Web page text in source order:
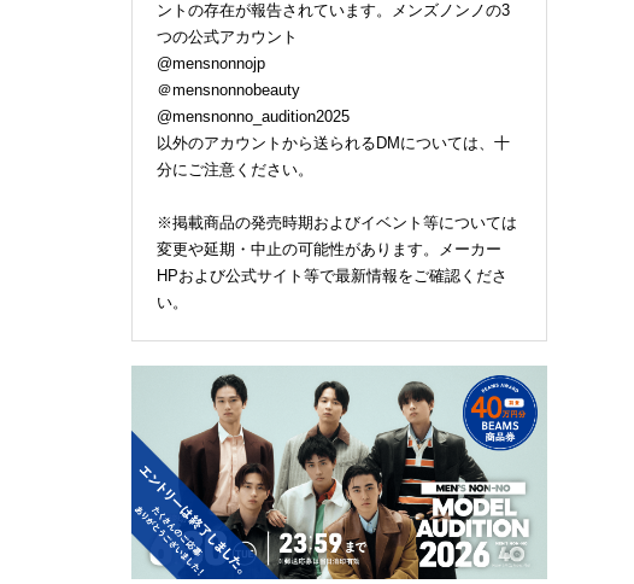
ントの存在が報告されています。メンズノンノの3
つの公式アカウント
@mensnonnojp
＠mensnonnobeauty
@mensnonno_audition2025
以外のアカウントから送られるDMについては、十
分にご注意ください。
※掲載商品の発売時期およびイベント等については
変更や延期・中止の可能性があります。メーカー
HPおよび公式サイト等で最新情報をご確認くださ
い。